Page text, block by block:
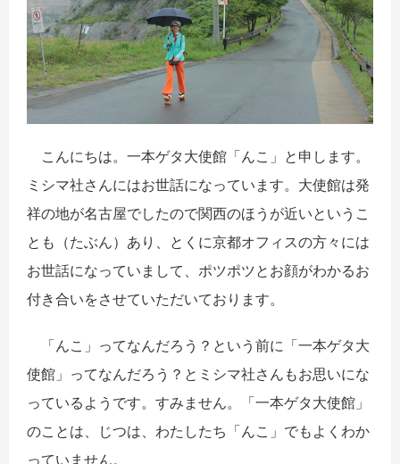
こんにちは。一本ゲタ大使館「んこ」と申します。
ミシマ社さんにはお世話になっています。大使館は発
祥の地が名古屋でしたので関西のほうが近いというこ
とも（たぶん）あり、とくに京都オフィスの方々には
お世話になっていまして、ポツポツとお顔がわかるお
付き合いをさせていただいております。
「んこ」ってなんだろう？という前に「一本ゲタ大
使館」ってなんだろう？とミシマ社さんもお思いにな
っているようです。すみません。「一本ゲタ大使館」
のことは、じつは、わたしたち「んこ」でもよくわか
っていません。